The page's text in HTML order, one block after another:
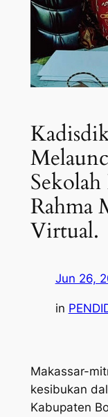
Rahma
Virtual.
Jun 26,
in
Makassar-
kesibukan
Kabupaten